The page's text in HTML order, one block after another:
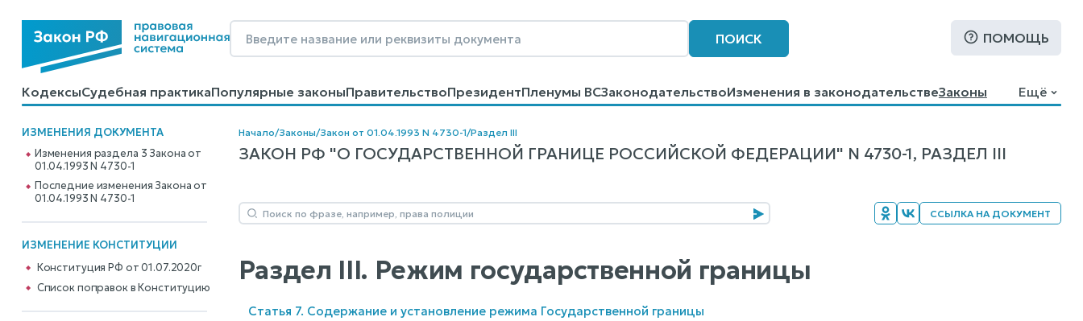
ПОИСК ПОМОЩЬ
КодексыСудебная практикаПопулярные законыПравительствоПрезидентПленумы ВСЗаконодательствоИзменения в законодательствеЗаконы
КалькуляторыСправочные материалыОбразцы договоровКонтактыПомощьПоиск
Ещё
ИЗМЕНЕНИЯ ДОКУМЕНТА
Изменения раздела 3 Закона от
01.04.1993 N 4730-1
Последние изменения Закона от
01.04.1993 N 4730-1
ИЗМЕНЕНИЕ КОНСТИТУЦИИ
Конституция РФ от 01.07.2020г
Cписок поправок в Конституцию
Начало/Законы/Закон от 01.04.1993 N 4730-1/Раздел III
ЗАКОН РФ "О ГОСУДАРСТВЕННОЙ ГРАНИЦЕ РОССИЙСКОЙ ФЕДЕРАЦИИ" N 4730-1, РАЗДЕЛ III
ССЫЛКА НА ДОКУМЕНТ
Раздел III. Режим государственной границы
Статья 7. Содержание и установление режима Государственной границы